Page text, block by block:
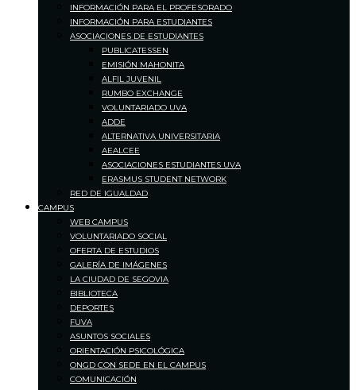
INFORMACIÓN PARA EL PROFESORADO
INFORMACIÓN PARA ESTUDIANTES
ASOCIACIONES DE ESTUDIANTES
PUBLICATESSEN
EMISIÓN MAHONITA
ALFIL JUVENIL
RUMBO EXCHANGE
VOLUNTARIADO UVA
ADDE
ALTERNATIVA UNIVERSITARIA
AEALCEE
ASOCIACIONES ESTUDIANTES UVA
ERASMUS STUDENT NETWORK
RED DE IGUALDAD
CAMPUS
WEB CAMPUS
VOLUNTARIADO SOCIAL
OFERTA DE ESTUDIOS
GALERÍA DE IMÁGENES
LA CIUDAD DE SEGOVIA
BIBLIOTECA
DEPORTES
FUVA
ASUNTOS SOCIALES
ORIENTACIÓN PSICOLÓGICA
ONGD CON SEDE EN EL CAMPUS
COMUNICACIÓN